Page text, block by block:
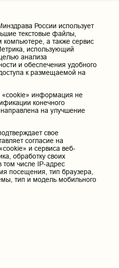
России использует
текстовые файлы,
а также сервис
использующий
анализа
и обеспечения удобного
к размещаемой на
информация не
конечного
на улучшение
свое
согласие на
и сервиса веб-
обработку своих
том числе IP-адрес
посещения, тип браузера,
тип и модель мобильного